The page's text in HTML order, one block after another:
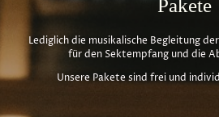
Pakete
Lediglich die musikalische Begleitung
für den Sektempfang und die
Unsere Pakete sind frei und